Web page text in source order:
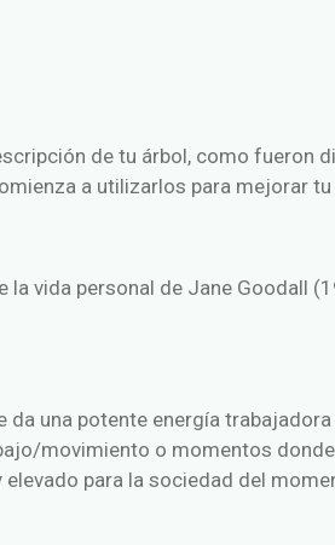
de tu árbol, como fueron
a utilizarlos para mejorar tu
vida personal de Jane Goodall
una potente energía
movimiento o momentos
para la sociedad del